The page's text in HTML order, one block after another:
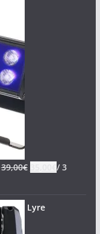
39,00€
/ 3
Lyre